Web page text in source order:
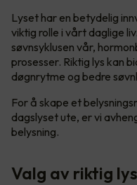
Lyset har en betydelig
viktig rolle i vårt daglige
søvnsyklusen vår,
prosesser. Riktig lys kan
døgnrytme og bedre
For å skape et
dagslyset ute, er vi
belysning.
Valg av riktig